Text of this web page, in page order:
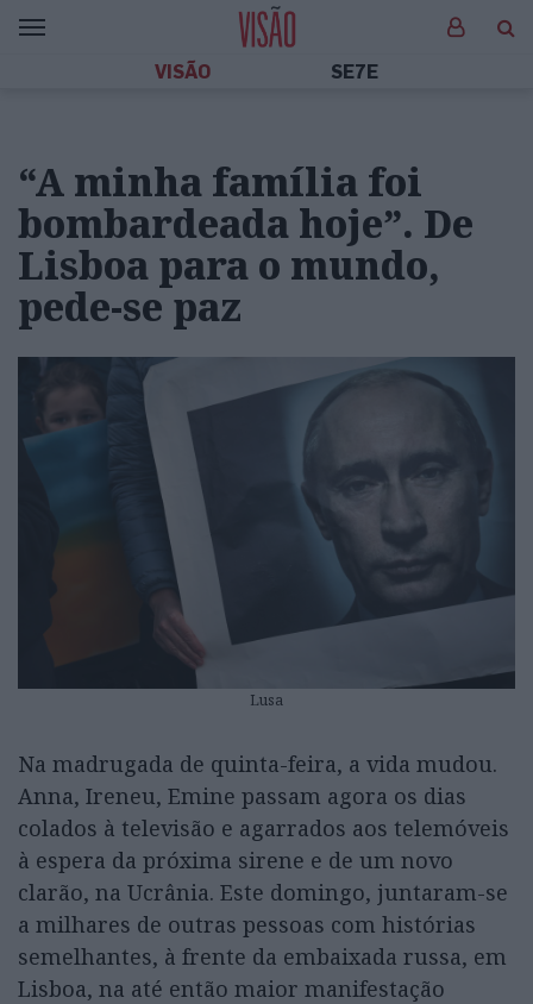
VISÃO SE7E
“A minha família foi
bombardeada hoje”. De
Lisboa para o mundo,
pede-se paz
Lusa
Na madrugada de quinta-feira, a vida mudou.
Anna, Ireneu, Emine passam agora os dias
colados à televisão e agarrados aos telemóveis
à espera da próxima sirene e de um novo
clarão, na Ucrânia. Este domingo, juntaram-se
a milhares de outras pessoas com histórias
semelhantes, à frente da embaixada russa, em
Lisboa, na até então maior manifestação